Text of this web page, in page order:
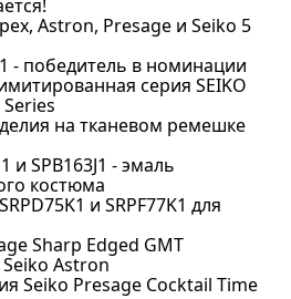
Astron, Presage и Seiko 5
- победитель в номинации
серия SEIKO
Series
на тканевом ремешке
и SPB163J1 - эмаль
костюма
и SRPF77K1 для
Sharp Edged GMT
Astron
Seiko Presage Cocktail Time